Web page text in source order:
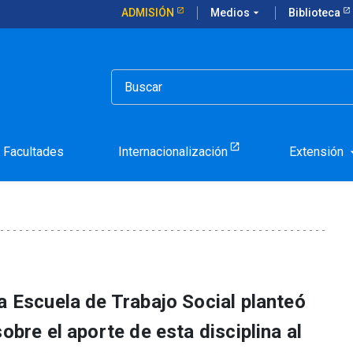
ADMISIÓN Medios arrow_drop_down Biblioteca
Facultades Internacionalización Extensión
sociales en
Escuela de Trabajo Social planteó
el aporte de esta disciplina al